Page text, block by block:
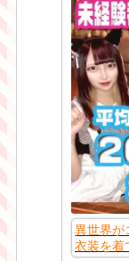
異世界が
衣装を着